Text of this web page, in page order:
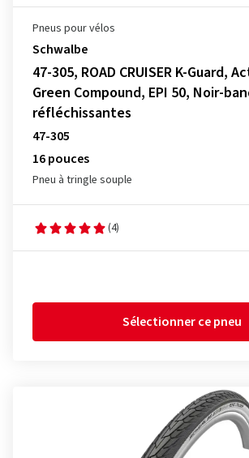
Pneus pour vélos
Schwalbe
47-305, ROAD CRUISER K-Guard,
Green Compound, EPI 50, Noir-
réfléchissantes
47-305
16 pouces
Pneu à tringle souple
(4)
Sélectionner ce pneu